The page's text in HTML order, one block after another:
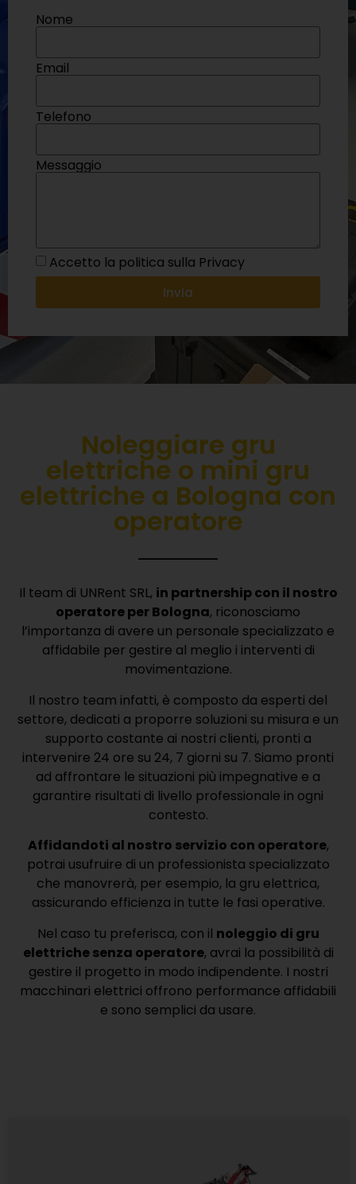
Nome
Email
Telefono
Messaggio
Accetto la politica sulla Privacy
Invia
Noleggiare gru
elettriche o mini gru
elettriche a Bologna con
operatore
Il team di UNRent SRL, in partnership con il nostro
operatore per Bologna, riconosciamo
l’importanza di avere un personale specializzato e
affidabile per gestire al meglio i interventi di
movimentazione.
Il nostro team infatti, è composto da esperti del
settore, dedicati a proporre soluzioni su misura e un
supporto costante ai nostri clienti, pronti a
intervenire 24 ore su 24, 7 giorni su 7. Siamo pronti
ad affrontare le situazioni più impegnative e a
garantire risultati di livello professionale in ogni
contesto.
Affidandoti al nostro servizio con operatore,
potrai usufruire di un professionista specializzato
che manovrerà, per esempio, la gru elettrica,
assicurando efficienza in tutte le fasi operative.
Nel caso tu preferisca, con il noleggio di gru
elettriche senza operatore, avrai la possibilità di
gestire il progetto in modo indipendente. I nostri
macchinari elettrici offrono performance affidabili
e sono semplici da usare.